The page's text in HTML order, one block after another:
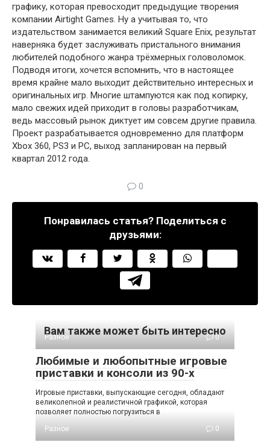
графику, которая превосходит предыдущие творения
компании Airtight Games. Ну а учитывая то, что
издательством занимается великий Square Enix, результат
наверняка будет заслуживать пристального внимания
любителей подобного жанра трёхмерных головоломок.
Подводя итоги, хочется вспомнить, что в настоящее
время крайне мало выходит действительно интересных и
оригинальных игр. Многие штампуются как под копирку,
мало свежих идей приходит в головы разработчикам,
ведь массовый рынок диктует им совсем другие правила.
Проект разрабатывается одновременно для платформ
Xbox 360, PS3 и РС, выход запланирован на первый
квартал 2012 года.
0
Понравилась статья? Поделиться с
друзьями:
Вам также может быть интересно
Разное 0
Любимые и любопытные игровые
приставки и консоли из 90-х
Игровые приставки, выпускающие сегодня, обладают
великолепной и реалистичной графикой, которая
позволяет полностью погрузиться в
Разное
0